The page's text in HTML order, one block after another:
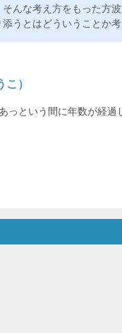
んな考え方をもった方
うとはどういうことか考
）
っという間に年数が経過